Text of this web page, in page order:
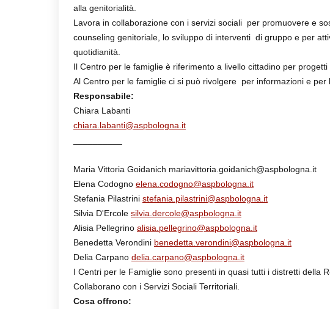
alla genitorialità.
Lavora in collaborazione con i servizi sociali per promuovere e
counseling genitoriale, lo sviluppo di interventi di gruppo e per
quotidianità.
Il Centro per le famiglie è riferimento a livello cittadino per
Al Centro per le famiglie ci si può rivolgere per informazioni e per
Responsabile:
Chiara Labanti
chiara.labanti@aspbologna.it
Maria Vittoria Goidanich mariavittoria.goidanich@aspbologna.it
Elena Codogno elena.codogno@aspbologna.it
Stefania Pilastrini stefania.pilastrini@aspbologna.it
Silvia D'Ercole silvia.dercole@aspbologna.it
Alisia Pellegrino alisia.pellegrino@aspbologna.it
Benedetta Verondini benedetta.verondini@aspbologna.it
Delia Carpano delia.carpano@aspbologna.it
I Centri per le Famiglie sono presenti in quasi tutti i distretti della
Collaborano con i Servizi Sociali Territoriali.
Cosa offrono: